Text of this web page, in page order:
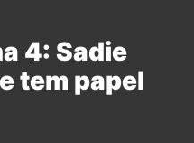
4: Sadie
tem papel